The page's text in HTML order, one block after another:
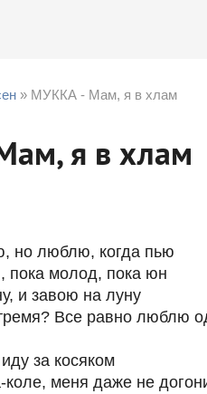
» МУККА - Мам, я в хлам
я в хлам
но люблю, когда пью
пока молод, пока юн
и завою на луну
Все равно люблю
за косяком
коле, меня даже не